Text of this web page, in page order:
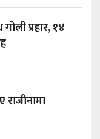
प्रहार, १४
राजीनामा